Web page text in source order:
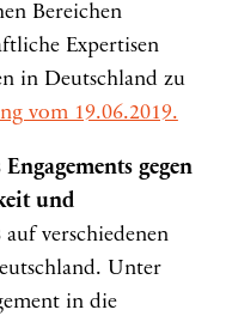
Bereichen
Expertisen
in Deutschland zu
vom 19.06.2019.
gegen
und
auf verschiedenen
Unter
in die